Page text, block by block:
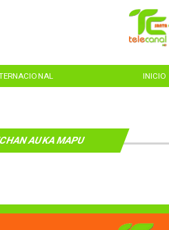
INICIO
AUKA MAPU